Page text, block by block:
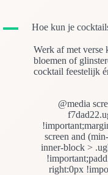
A Hoe kun je
Werk af met verse
bloemen of
cocktail feestelijk
@media
screen and
inner-block >
right:0px